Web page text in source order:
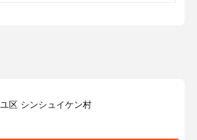
区 シンシュイケン村